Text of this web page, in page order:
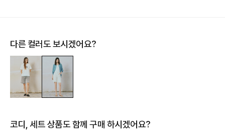
장바구니 쿠폰
받기 [8월1주] 더틸버리 바바데이
가입 프리미엄 웰컴쿠폰팩 (15%, 최대 10만원)
e포인트 (보유 : 0P)
제주 도서산간 지역
배송 가능 지역
다른 컬러도 보시겠어요?
코디, 세트 상품도 함께 구매 하시겠어요?